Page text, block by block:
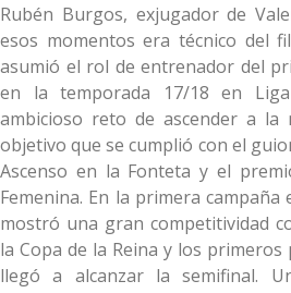
Rubén Burgos, exjugador de
esos momentos era técnico del
asumió el rol de entrenador del
en la temporada 17/18 en
ambicioso reto de ascender a la
objetivo que se cumplió con el
Ascenso en la Fonteta y el
Femenina. En la primera
mostró una gran competitividad
la Copa de la Reina y los
llegó a alcanzar la semifinal.